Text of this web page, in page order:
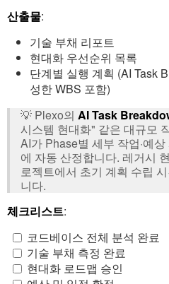
산출물:
기술 부채 리포트
현대화 우선순위 목록
단계별 실행 계획 (AI Task
성한 WBS 포함)
💡 Plexo의 AI Task
시스템 현대화" 같은 대규모
AI가 Phase별 세부 작업·예
에 자동 산정합니다. 레거시
로젝트에서 초기 계획 수립
니다.
체크리스트:
코드베이스 전체 분석 완료
기술 부채 측정 완료
현대화 로드맵 승인